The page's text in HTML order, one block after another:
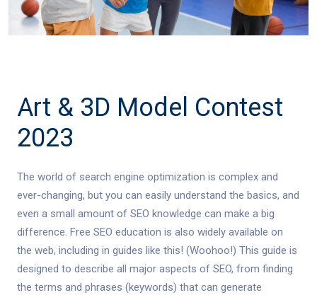
Art & 3D Model Contest
2023
The world of search engine optimization is complex and
ever-changing, but you can easily understand the basics, and
even a small amount of SEO knowledge can make a big
difference. Free SEO education is also widely available on
the web, including in guides like this! (Woohoo!) This guide is
designed to describe all major aspects of SEO, from finding
the terms and phrases (keywords) that can generate